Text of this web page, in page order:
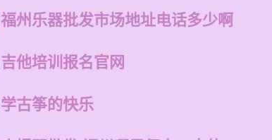
福州乐器批发市场地址电话多少啊
吉他培训报名官网
学古筝的快乐